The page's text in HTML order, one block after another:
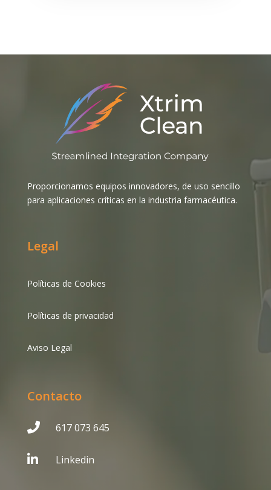
Proporcionamos equipos innovadores, de uso sencillo
para aplicaciones críticas en la industria farmacéutica.
Legal
Políticas de Cookies
Políticas de privacidad
Aviso Legal
Contacto
 617 073 645
 Linkedin